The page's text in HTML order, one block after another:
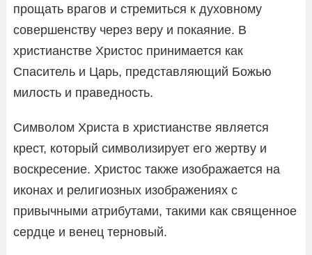
прощать врагов и стремиться к духовному
совершенству через веру и покаяние. В
христианстве Христос принимается как
Спаситель и Царь, представляющий Божью
милость и праведность.
Символом Христа в христианстве является
крест, который символизирует его жертву и
воскресение. Христос также изображается на
иконах и религиозных изображениях с
привычными атрибутами, такими как священное
сердце и венец терновый.